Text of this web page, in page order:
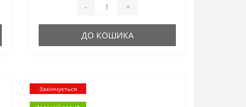
- +
ДО КОШИКА
Закінчується